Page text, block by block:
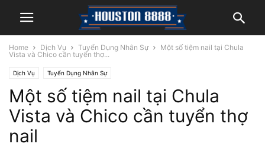
Home Dịch Vụ Tuyển Dụng Nhân Sự
Một số tiệm nail tại Chula
Vista và Chico cần tuyển thợ...
Dịch Vụ Tuyển Dụng Nhân Sự
Một số tiệm nail tại Chula
Vista và Chico cần tuyển thợ
nail